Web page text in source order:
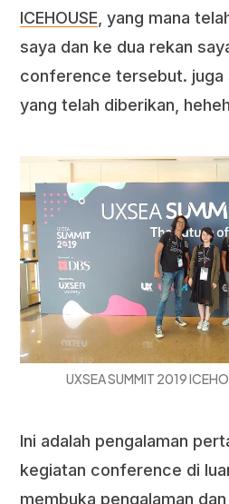
ICEHOUSE, yang mana
saya dan ke dua rekan
conference tersebut. juga
yang telah diberikan,
UXSEA SUMMIT 2019
Ini adalah pengalaman
kegiatan conference di
membuka pengalaman